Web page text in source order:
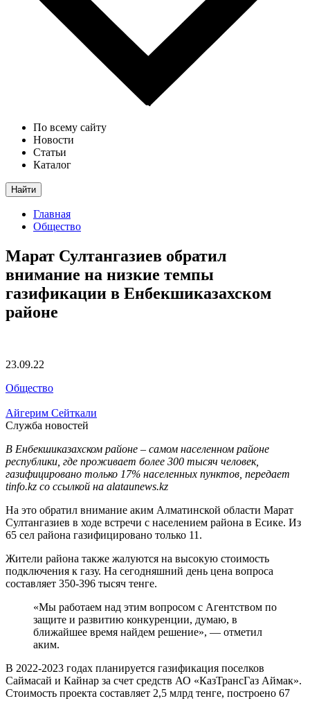
По всему сайту
Новости
Статьи
Каталог
Найти
Главная
Общество
Марат Султангазиев обратил
внимание на низкие темпы
газификации в Енбекшиказахском
районе
23.09.22
Общество
Айгерим Сейткали
Служба новостей
В Енбекшиказахском районе – самом населенном районе
республики, где проживает более 300 тысяч человек,
газифицировано только 17% населенных пунктов, передает
tinfo.kz со ссылкой на alataunews.kz
На это обратил внимание аким Алматинской области Марат
Султангазиев в ходе встречи с населением района в Есике. Из
65 сел района газифицировано только 11.
Жители района также жалуются на высокую стоимость
подключения к газу. На сегодняшний день цена вопроса
составляет 350-396 тысяч тенге.
«Мы работаем над этим вопросом с Агентством по
защите и развитию конкуренции, думаю, в
ближайшее время найдем решение», — отметил
аким.
В 2022-2023 годах планируется газификация поселков
Саймасай и Кайнар за счет средств АО «КазТрансГаз Аймак».
Стоимость проекта составляет 2,5 млрд тенге, построено 67